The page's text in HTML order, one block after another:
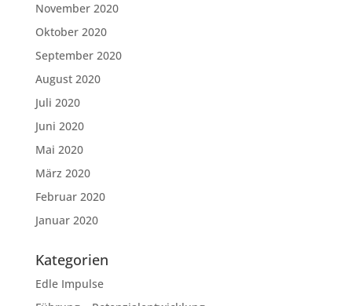
November 2020
Oktober 2020
September 2020
August 2020
Juli 2020
Juni 2020
Mai 2020
März 2020
Februar 2020
Januar 2020
Kategorien
Edle Impulse